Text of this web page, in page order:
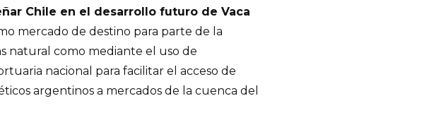
Chile en el desarrollo futuro de Vaca
mercado de destino para parte de la
natural como mediante el uso de
nacional para facilitar el acceso de
argentinos a mercados de la cuenca del